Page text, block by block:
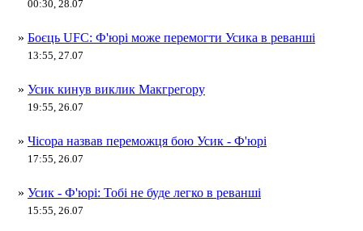
00:30, 28.07
» Боєць UFC: Ф'юрі може перемогти Усика в реванші
13:55, 27.07
» Усик кинув виклик Макгрегору
19:55, 26.07
» Чісора назвав переможця бою Усик - Ф'юрі
17:55, 26.07
» Усик - Ф'юрі: Тобі не буде легко в реванші
15:55, 26.07